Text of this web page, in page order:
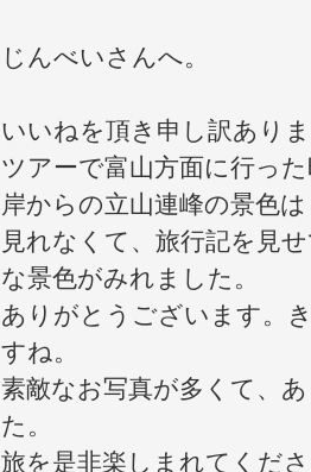
じんべいさんへ。
いいねを頂き申し訳あり
ツアーで富山方面に行っ
岸からの立山連峰の景色は
見れなくて、旅行記を見
な景色がみれました。
ありがとうございます。
すね。
素敵なお写真が多くて、
た。
旅を是非楽しまれてくだ